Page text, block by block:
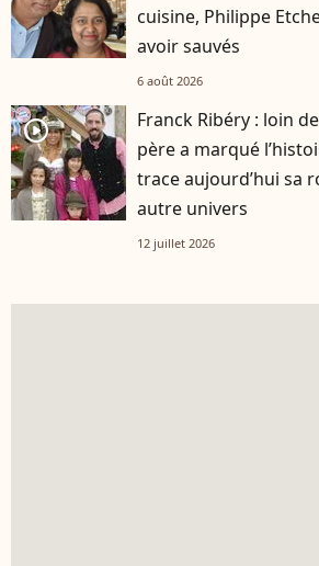
cuisine, Philippe
avoir sauvés
6 août 2026
player2
Franck Ribéry : loin
père a marqué
trace aujourd’hui sa
autre univers
12 juillet 2026